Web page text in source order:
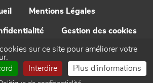
Mentions Légales
Gestion des cookies
Contact
sur ce site pour améliorer votre
Interdire Plus d'informations